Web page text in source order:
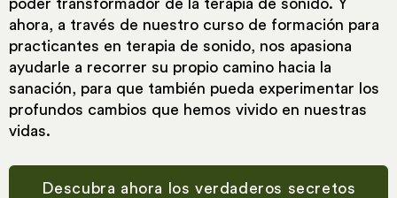
poder transformador de la terapia de sonido. Y
ahora, a través de nuestro curso de formación para
practicantes en terapia de sonido, nos apasiona
ayudarle a recorrer su propio camino hacia la
sanación, para que también pueda experimentar los
profundos cambios que hemos vivido en nuestras
vidas.
Descubra ahora los verdaderos secretos